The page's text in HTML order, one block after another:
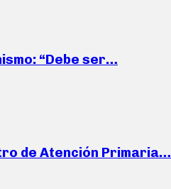
“Debe ser…
de Atención Primaria…